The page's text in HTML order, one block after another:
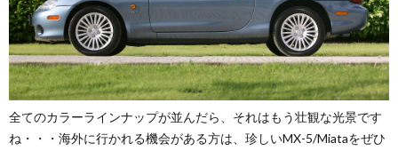
全てのカラーラインナップが並んだら、それはもう壮観な光景です
ね・・・海外に行かれる機会がある方は、珍しいMX-5/Miataをぜひ